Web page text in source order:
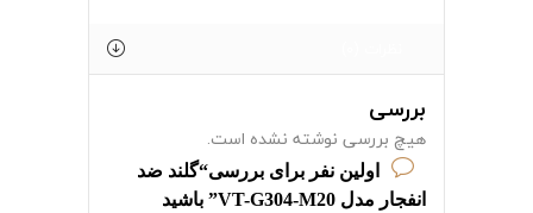
بررسی
هیچ بررسی نوشته نشده است.
اولین نفر برای بررسی“گلند ضد
انفجار مدل VT-G304-M20” باشید